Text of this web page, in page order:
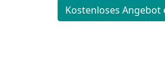
Kostenloses Angebot